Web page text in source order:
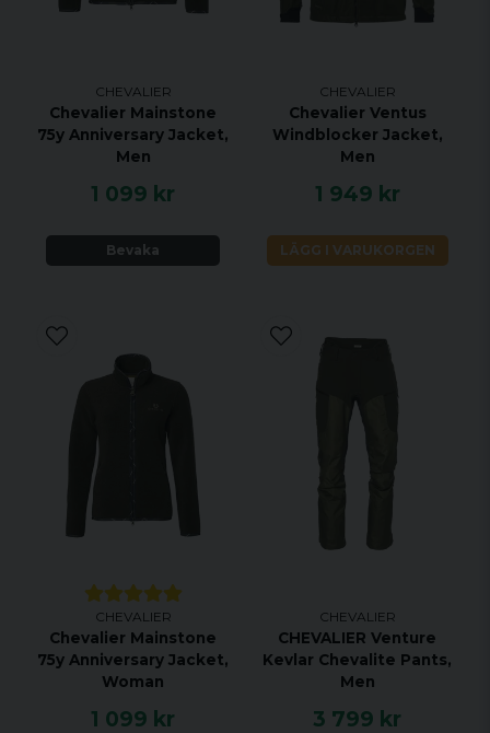
CHEVALIER
Chevalier Mainstone
75y Anniversary Jacket,
Men
1 099 kr
Bevaka
CHEVALIER
Chevalier Ventus
Windblocker Jacket,
Men
1 949 kr
LÄGG I VARUKORGEN
CHEVALIER
Chevalier Mainstone
75y Anniversary Jacket,
Woman
1 099 kr
CHEVALIER
CHEVALIER Venture
Kevlar Chevalite Pants,
Men
3 799 kr